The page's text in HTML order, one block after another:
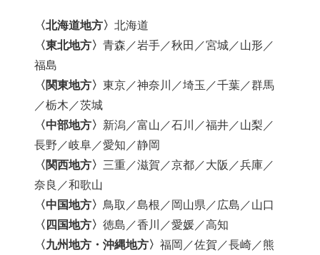
〈北海道地方〉北海道
〈東北地方〉青森／岩手／秋田／宮城／山形／
福島
〈関東地方〉東京／神奈川／埼玉／千葉／群馬
／栃木／茨城
〈中部地方〉 新潟／富山／石川／福井／山梨／
長野／岐阜／愛知／静岡
〈関西地方〉三重／滋賀／京都／大阪／兵庫／
奈良／和歌山
〈中国地方〉鳥取／島根／岡山県／広島／山口
〈四国地方〉徳島／香川／愛媛／高知
〈九州地方・沖縄地方〉福岡／佐賀／長崎／熊